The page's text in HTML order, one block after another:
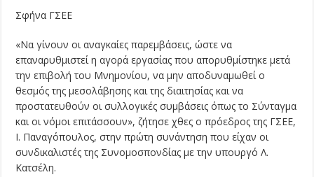
Σφήνα ΓΣΕΕ
«Να γίνουν οι αναγκαίες παρεμβάσεις, ώστε να
επαναρυθμιστεί η αγορά εργασίας που απορυθμίστηκε μετά
την επιβολή του Μνημονίου, να μην αποδυναμωθεί ο
θεσμός της μεσολάβησης και της διαιτησίας και να
προστατευθούν οι συλλογικές συμβάσεις όπως το Σύνταγμα
και οι νόμοι επιτάσσουν», ζήτησε χθες ο πρόεδρος της ΓΣΕΕ,
Ι. Παναγόπουλος, στην πρώτη συνάντηση που είχαν οι
συνδικαλιστές της Συνομοσπονδίας με την υπουργό Λ.
Κατσέλη.